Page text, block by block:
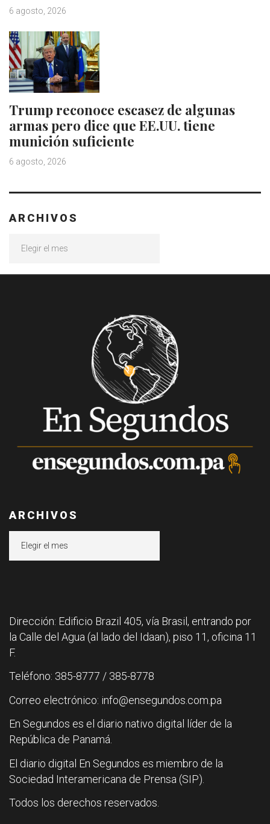
6 agosto, 2026
Trump reconoce escasez de algunas
armas pero dice que EE.UU. tiene
munición suficiente
6 agosto, 2026
ARCHIVOS
ARCHIVOS
Dirección: Edificio Brazil 405, vía Brasil, entrando por
la Calle del Agua (al lado del Idaan), piso 11, oficina 11
F.
Teléfono: 385-8777 / 385-8778
Correo electrónico: info@ensegundos.com.pa
En Segundos es el diario nativo digital líder de la
República de Panamá.
El diario digital En Segundos es miembro de la
Sociedad Interamericana de Prensa (SIP).
Todos los derechos reservados.